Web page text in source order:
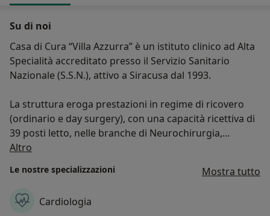
Su di noi
Casa di Cura “Villa Azzurra” è un istituto clinico ad Alta
Specialità accreditato presso il Servizio Sanitario
Nazionale (S.S.N.), attivo a Siracusa dal 1993.
La struttura eroga prestazioni in regime di ricovero
(ordinario e day surgery), con una capacità ricettiva di
39 posti letto, nelle branche di Neurochirurgia,
Cardiologia, Urologia, Terapia Intensiva e Anestesia,
Sono inoltre fruibili servizi di natura ambulatoriale
quali visite specialistiche, diagnostica strumentale, per
immagini e laboratorio analisi.
Altro
Le nostre specializzazioni Mostra tutto
Cardiologia